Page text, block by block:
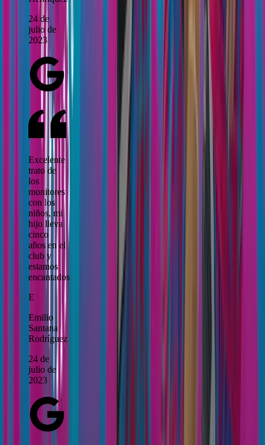
24 de
julio de
2023
Excelente
trato de
los
monitores
con los
niños, mi
hijo lleva
cinco
años en el
club y
estamos
encantados
E
Emilio
Santana
Rodríguez
24 de
julio de
2023